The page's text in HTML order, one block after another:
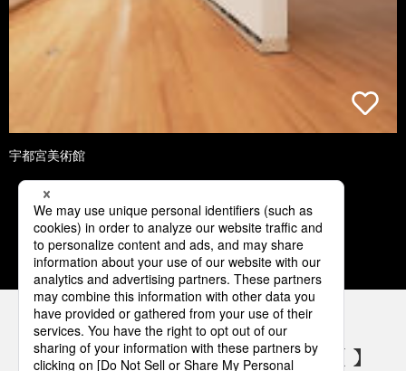
宇都宮美術館
1 2 3 4 5
パナソニックの電気設備 SNSアカウント